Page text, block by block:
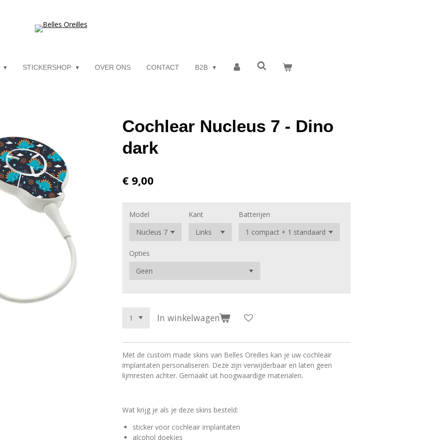
STICKERSHOP OVER ONS CONTACT B2B
Cochlear Nucleus 7 - Dino
dark
€ 9,00
Model Kant Batterijen
Opties
In winkelwagen
Met de custom made skins van Belles Oreilles kan je uw cochleair
implantaten personaliseren. Deze zijn verwijderbaar en laten geen
lijmresten achter. Gemaakt uit hoogwaardige materialen.
Wat krijg je als je deze skins besteld:
sticker voor cochleair implantaten
alcohol doekjes